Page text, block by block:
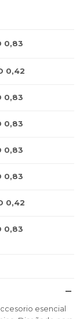
0,83
0,42
0,83
0,83
0,83
0,83
0,42
0,83
esencial
de
con
Pago
de
con
Pago
de
con
Pago